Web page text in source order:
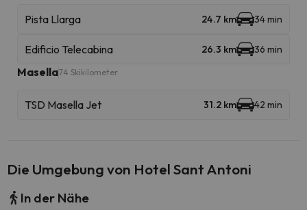
Pista Llarga 24.7 km 34 min
Edificio Telecabina 26.3 km 36 min
Masella74 Skikilometer
TSD Masella Jet 31.2 km 42 min
Die Umgebung von Hotel Sant Antoni
In der Nähe